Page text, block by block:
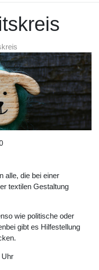
alle, die bei einer
textilen Gestaltung
wie politische oder
gibt es Hilfestellung
Uhr